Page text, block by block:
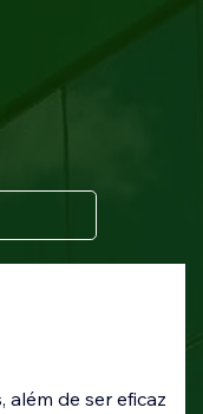
além de ser eficaz